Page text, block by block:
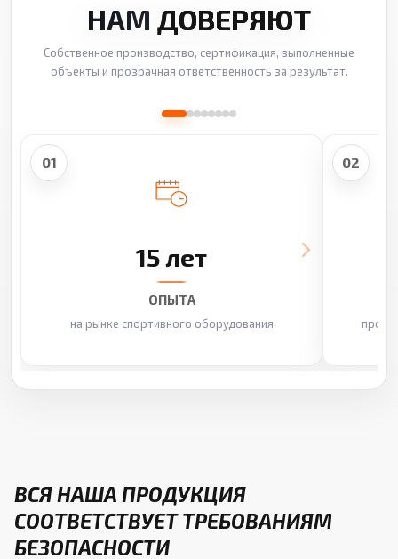
НАМ ДОВЕРЯЮТ
Собственное производство, сертификация, выполненные
объекты и прозрачная ответственность за результат.
01
15 лет
ОПЫТА
на рынке спортивного оборудования
02
ВСЯ НАША ПРОДУКЦИЯ
СООТВЕТСТВУЕТ ТРЕБОВАНИЯМ
БЕЗОПАСНОСТИ